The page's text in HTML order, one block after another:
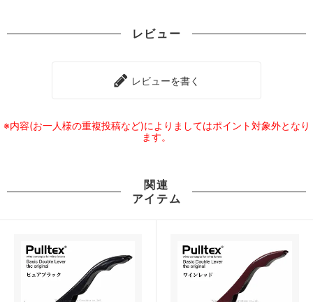
レビュー
レビューを書く
※内容(お一人様の重複投稿など)によりましてはポイント対象外となり
ます。
関連
アイテム